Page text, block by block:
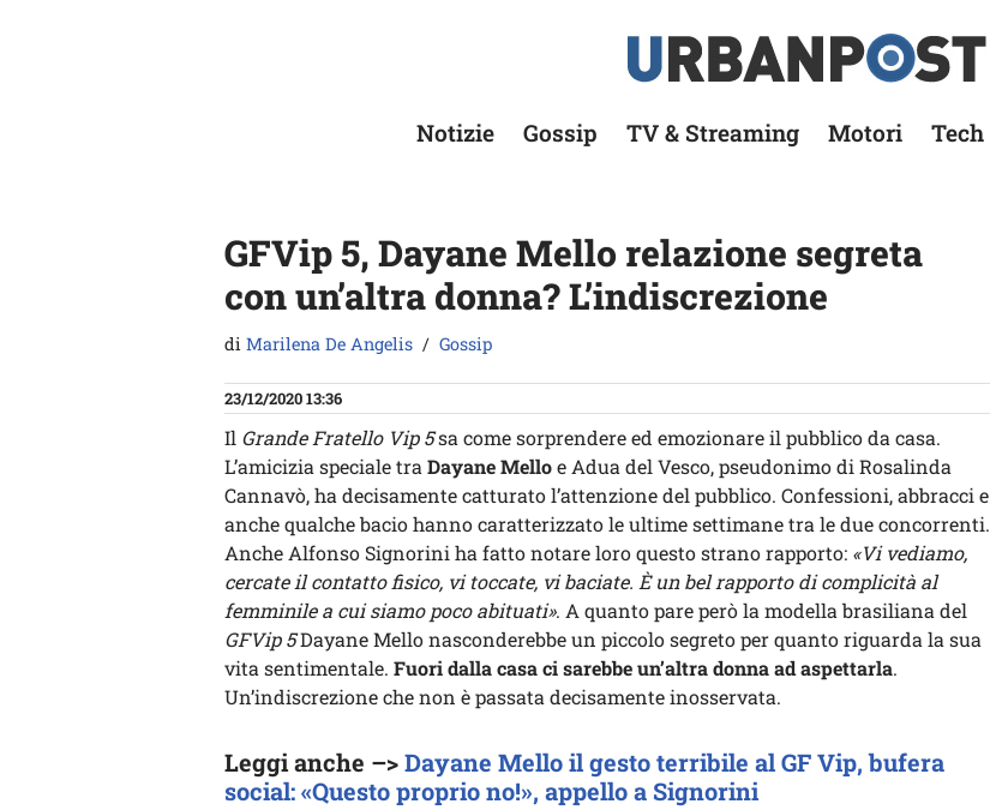
Notizie Gossip TV & Streaming Motori Tech
GFVip 5, Dayane Mello relazione segreta
con un’altra donna? L’indiscrezione
di Marilena De Angelis Gossip
23/12/2020 13:36
Il Grande Fratello Vip 5sa come sorprendere ed emozionare il pubblico da casa.
L’amicizia speciale tra Dayane Melloe Adua del Vesco, pseudonimo di Rosalinda
Cannavò, ha decisamente catturato l’attenzione del pubblico. Confessioni, abbracci e
anche qualche bacio hanno caratterizzato le ultime settimane tra le due concorrenti.
Anche Alfonso Signorini ha fatto notare loro questo strano rapporto: «Vi vediamo,
cercate il contatto fisico, vi toccate, vi baciate. È un bel rapporto di complicità al
femminile a cui siamo poco abituati». A quanto pare però la modella brasiliana del
GFVip 5Dayane Mello nasconderebbe un piccolo segreto per quanto riguarda la sua
vita sentimentale. Fuori dalla casa ci sarebbe un’altra donna ad aspettarla.
Un’indiscrezione che non è passata decisamente inosservata.
Leggi anche –>Dayane Mello il gesto terribile al GF Vip, bufera
social: «Questo proprio no!», appello a Signorini